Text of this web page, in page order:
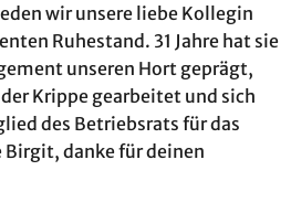
wir unsere liebe Kollegin
Ruhestand. 31 Jahre hat sie
unseren Hort geprägt,
Krippe gearbeitet und sich
des Betriebsrats für das
Birgit, danke für deinen